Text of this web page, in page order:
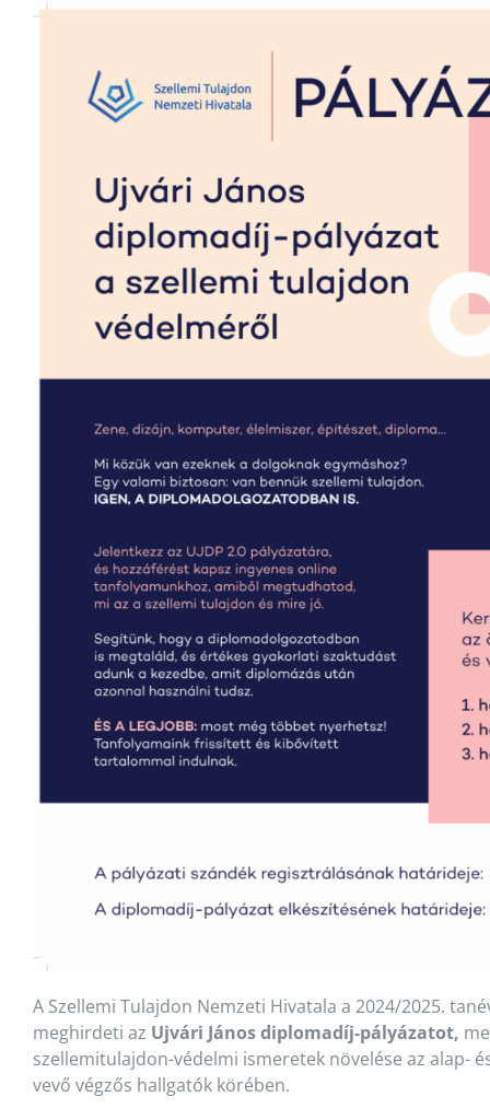
A Szellemi Tulajdon Nemzeti Hivatala a 2024/2025.
meghirdeti az Ujvári János diplomadíj-pályázatot,
szellemitulajdon-védelmi ismeretek növelése az alap-
vevő végzős hallgatók körében.